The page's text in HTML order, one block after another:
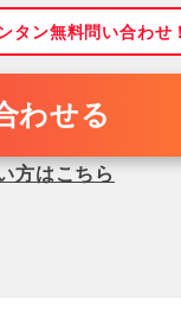
タン無料問い合わせ
わせる
方はこちら